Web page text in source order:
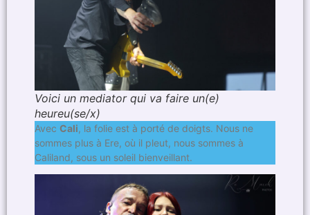
Voici un mediator qui va faire un(e)
heureu(se/x)
Avec Cali, la folie est à porté de doigts. Nous ne
sommes plus à Ere, où il pleut, nous sommes à
Caliland, sous un soleil bienveillant.